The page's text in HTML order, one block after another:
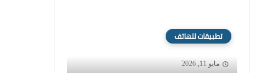
تطبيقات للهاتف
مايو 11, 2026